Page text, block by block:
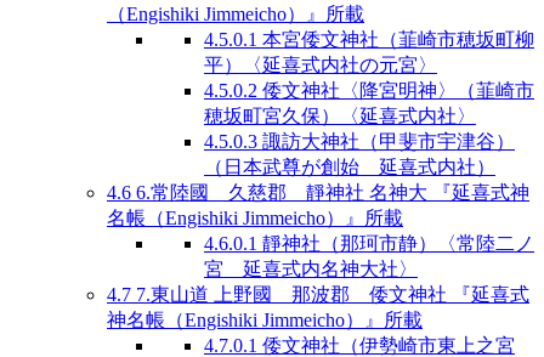
（Engishiki Jimmeicho）』所載
4.5.0.1 本宮倭文神社（韮崎市穂坂町柳
平）〈延喜式内社の元宮〉
4.5.0.2 倭文神社〈降宮明神〉（韮崎市
穂坂町宮久保）〈延喜式内社〉
4.5.0.3 諏訪大神社（甲斐市宇津谷）
（日本武尊が創始 延喜式内社）
4.6 6.常陸國 久慈郡 靜神社 名神大 『延喜式神
名帳（Engishiki Jimmeicho）』所載
4.6.0.1 靜神社（那珂市静）〈常陸二ノ
宮 延喜式内名神大社〉
4.7 7.東山道 上野國 那波郡 倭文神社 『延喜式
神名帳（Engishiki Jimmeicho）』所載
4.7.0.1 倭文神社（伊勢崎市東上之宮